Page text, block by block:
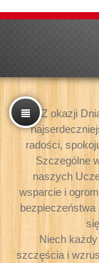
Z okazji
radości,
Szczególne
naszych
wsparcie i
bezpieczeństwa
Niech
szczęścia i